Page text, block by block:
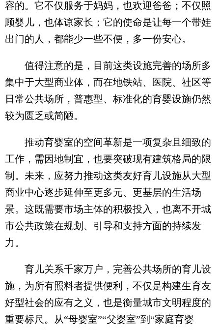
容的。它不仅服务于妈妈，也欢迎爸爸；不仅照
顾婴儿，也体谅家长；它的使命是让每一个带娃
出门的人，都能少一些不便，多一份安心。
值得注意的是，目前这类设施完善的场所多
集中于大型商业体，而在地铁站、医院、社区等
日常公共场所，普惠型、标准化的育婴设施仍然
较为匮乏或简陋。
推动育婴室的空间革新是一项复杂且细致的
工作，需因地制宜，也要突破现有建筑格局的限
制。未来，应努力推动这类友好育儿设施从大型
商业中心逐步延伸至更多元、更基层的生活场
景。这既需要市场主体的积极投入，也离不开城
市公共政策在规划、引导和支持方面的持续发
力。
育儿关系千家万户，完善公共场所的育儿设
施，为所有照料者提供便利，不仅是构建生育友
好型社会的应有之义，也是衡量城市文明程度的
重要标尺。从“母婴室”“父婴室”到“家庭育婴